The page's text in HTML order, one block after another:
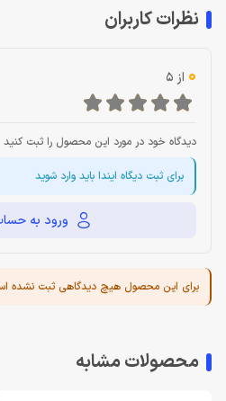
نظرات کاربران
0 از 5
دیدگاه خود در مورد این محصول را ثبت کنید
برای ثبت دیگاه ایندا باید وارد شوید
ورود به
برای این محصول هیچ دیدگاهی ثبت نشده
محصولات مشابه